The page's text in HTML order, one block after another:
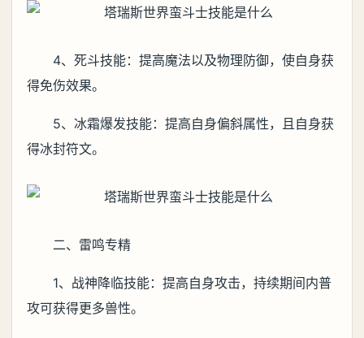
4、死斗技能：提高魔法以及物理防御，使自身获
得免伤效果。
5、冰霜爆发技能：提高自身偏斜属性，且自身获
得冰封符文。
二、雷鸣专精
1、战神降临技能：提高自身攻击，持续期间内普
攻可获得更多兽性。